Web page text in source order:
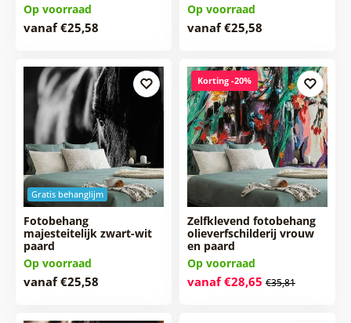
Op voorraad
vanaf €25,58
Op voorraad
vanaf €25,58
Gratis behanglijm
Fotobehang
majesteitelijk zwart-wit
paard
Op voorraad
vanaf €25,58
Korting -20%
Zelfklevend fotobehang
olieverfschilderij vrouw
en paard
Op voorraad
vanaf €28,65 €35,81